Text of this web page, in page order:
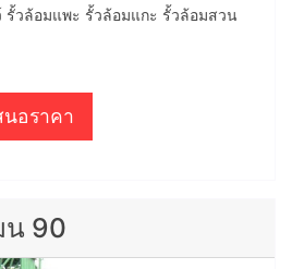
รั้วล้อมแพะ รั้วล้อมแกะ รั้วล้อมสวน
อราคา
น 90